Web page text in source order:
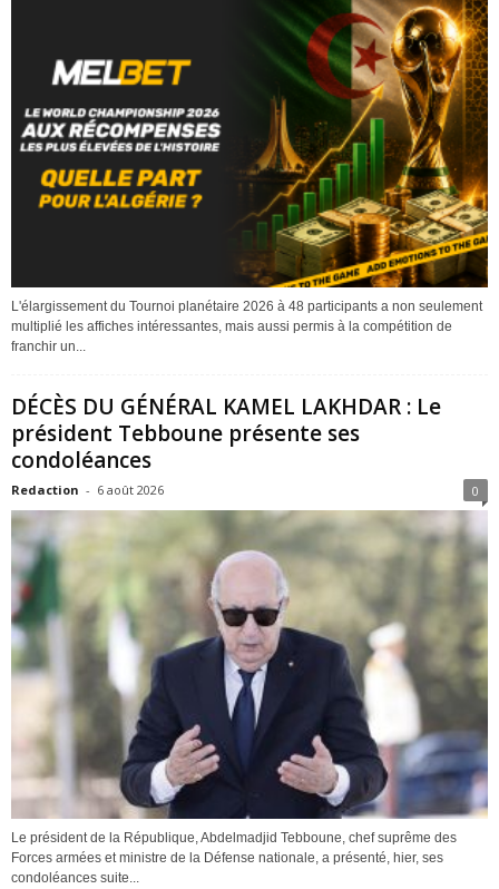
L'élargissement du Tournoi planétaire 2026 à 48 participants a non seulement
multiplié les affiches intéressantes, mais aussi permis à la compétition de
franchir un...
DÉCÈS DU GÉNÉRAL KAMEL LAKHDAR : Le
président Tebboune présente ses
condoléances
Redaction - 6 août 2026 0
Le président de la République, Abdelmadjid Tebboune, chef suprême des
Forces armées et ministre de la Défense nationale, a présenté, hier, ses
condoléances suite...